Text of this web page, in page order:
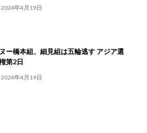
2024年4月19日
ー橋本組、細見組は五輪逃す アジア選
第2日
2024年4月19日